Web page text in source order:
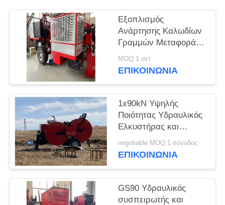
Εξοπλισμός
Ανάρτησης Καλωδίων
Γραμμών Μεταφοράς
Εναέριας 90KN και
Λαβή Χειρισμού
MOQ:1 σετ
ΕΠΙΚΟΙΝΩΝΊΑ
1x90kN Υψηλής
Ποιότητας Υδραυλικός
Ελκυστήρας και
Τεντωτήρας Καλωδίων
για Εγκατάσταση
negotiable MOQ:1 σύνοδος
ΕΠΙΚΟΙΝΩΝΊΑ
GS90 Υδραυλικός
συσπειρωτής και